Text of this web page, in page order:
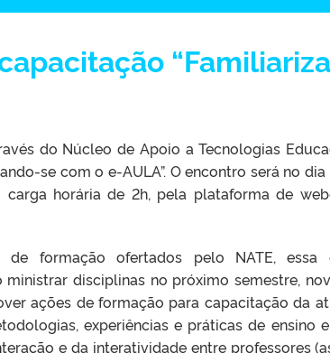
do Núcleo de Apoio a Tecnologias
se com o e-AULA”. O encontro será no
horária de 2h, pela plataforma de
de formação ofertados pelo NATE, essa
disciplinas no próximo semestre,
ações de formação para capacitação da
experiências e práticas de ensino
e da interatividade entre professores